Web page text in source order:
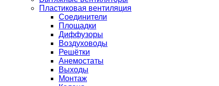
Пластиковая вентиляция
Соединители
Площадки
Диффузоры
Воздуховоды
Решётки
Анемостаты
Выходы
Монтаж